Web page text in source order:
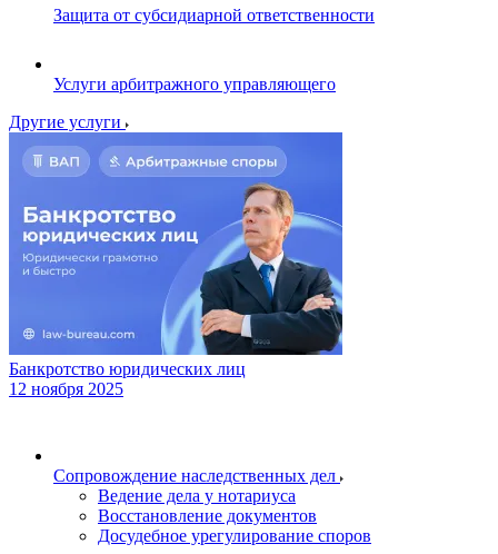
Защита от субсидиарной ответственности
Услуги арбитражного управляющего
Другие услуги
Банкротство юридических лиц
12 ноября 2025
Сопровождение наследственных дел
Ведение дела у нотариуса
Восстановление документов
Досудебное урегулирование споров